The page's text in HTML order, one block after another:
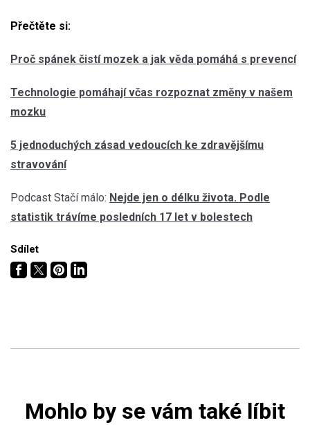
Přečtěte si:
Proč spánek čistí mozek a jak věda pomáhá s prevencí
Technologie pomáhají včas rozpoznat změny v našem
mozku
5 jednoduchých zásad vedoucích ke zdravějšímu
stravování
Podcast Stačí málo: Nejde jen o délku života. Podle
statistik trávíme posledních 17 let v bolestech
Sdílet
Mohlo by se vám také líbit